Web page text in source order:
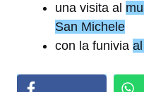
una visita al
San Michele
con la funivia